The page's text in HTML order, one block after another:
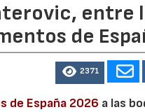
entre
de
2371
de España 2026 a las